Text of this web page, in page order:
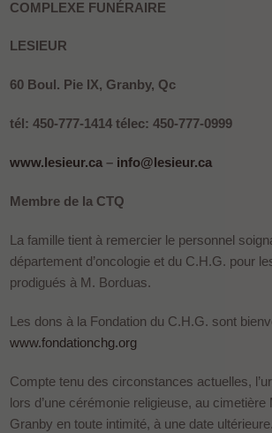
COMPLEXE FUNÉRAIRE
LESIEUR
60 Boul. Pie IX, Granby, Qc
tél: 450-777-1414 télec: 450-777-0999
www.lesieur.ca– info@lesieur.ca
Membre de la CTQ
La famille tient à remercier le personnel
département d’oncologie et du C.H.G. pour
prodigués à M. Borduas.
Les dons à la Fondation du C.H.G. sont
www.fondationchg.org
Compte tenu des circonstances actuelles,
lors d’une cérémonie religieuse, au cimetière
Granby en toute intimité, à une date ultérieure.